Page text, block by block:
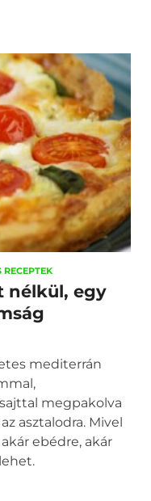
nélkül, egy
mediterrán
megpakolva
asztalodra. Mivel
ebédre, akár